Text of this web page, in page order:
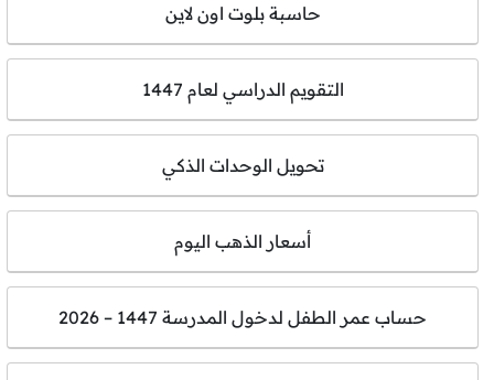
حاسبة بلوت اون لاين
التقويم الدراسي لعام 1447
تحويل الوحدات الذكي
أسعار الذهب اليوم
حساب عمر الطفل لدخول المدرسة 1447 – 2026